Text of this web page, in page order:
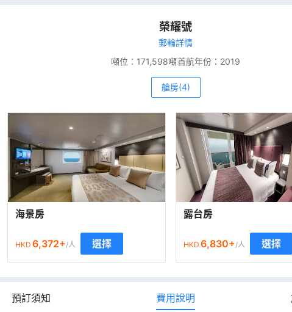
榮耀號
郵輪詳情
噸位： 171,598噸首航年份： 2019
艙房(4)
海景房
HKD 6,372+/人 選擇
露台房
HKD 6,830+/人 選擇
預訂須知 費用說明